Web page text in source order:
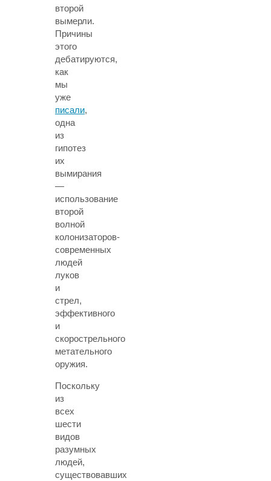
второй
вымерли.
Причины
этого
дебатируются,
как
мы
уже
писали,
одна
из
гипотез
их
вымирания
—
использование
второй
волной
колонизаторов-
современных
людей
луков
и
стрел,
эффективного
и
скорострельного
метательного
оружия.
Поскольку
из
всех
шести
видов
разумных
людей,
существовавших